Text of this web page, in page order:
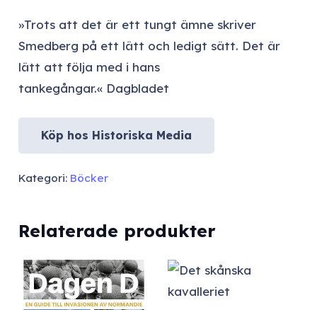
»Trots att det är ett tungt ämne skriver
Smedberg på ett lätt och ledigt sätt. Det är
lätt att följa med i hans
tankegångar.« Dagbladet
Köp hos Historiska Media
Kategori: Böcker
Relaterade produkter